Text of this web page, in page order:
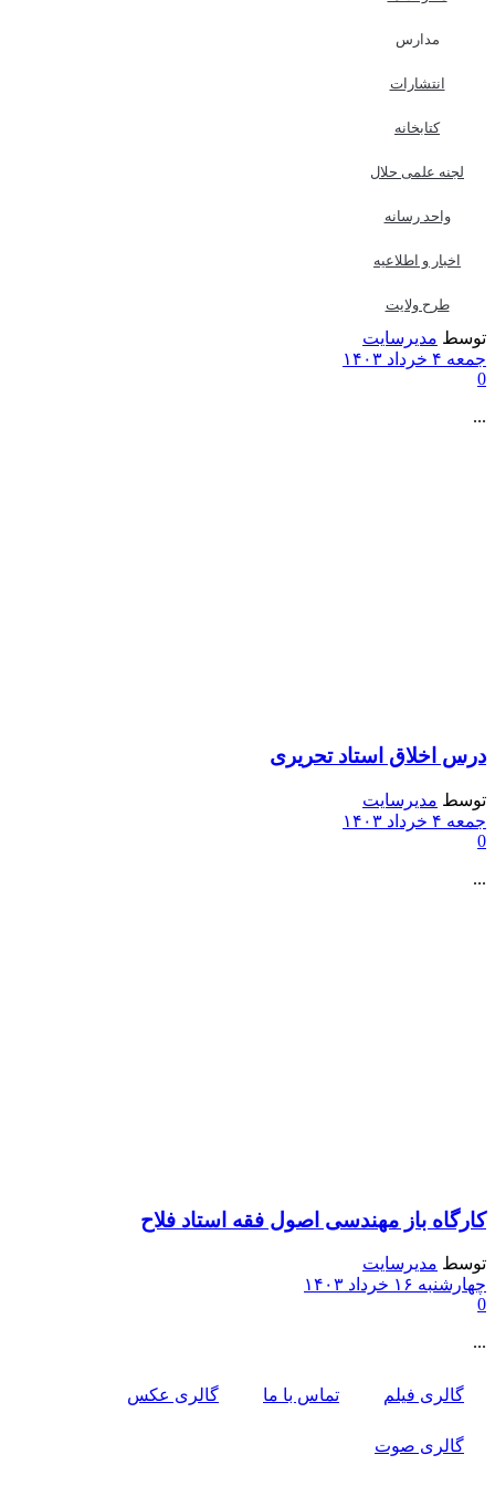
مدارس
انتشارات
کتابخانه
لجنه علمی حلال
واحد رسانه
اخبار و اطلاعیه
طرح ولایت
بیان احکام
توسط مدیرسایت
جمعه ۴ خرداد ۱۴۰۳
0
...
درس اخلاق استاد تحریری
توسط مدیرسایت
جمعه ۴ خرداد ۱۴۰۳
0
...
کارگاه باز مهندسی اصول فقه استاد فلاح
توسط مدیرسایت
چهارشنبه ۱۶ خرداد ۱۴۰۳
0
...
گالری فیلم تماس با ما گالری عکس
گالری صوت